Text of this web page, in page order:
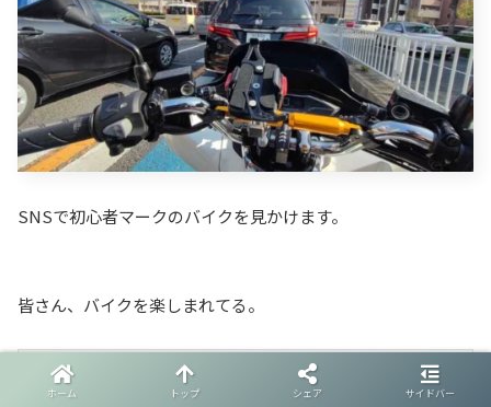
SNSで初心者マークのバイクを見かけます。
皆さん、バイクを楽しまれてる。
バイクに初心者マークありだよね？
ホーム トップ シェア サイドバー